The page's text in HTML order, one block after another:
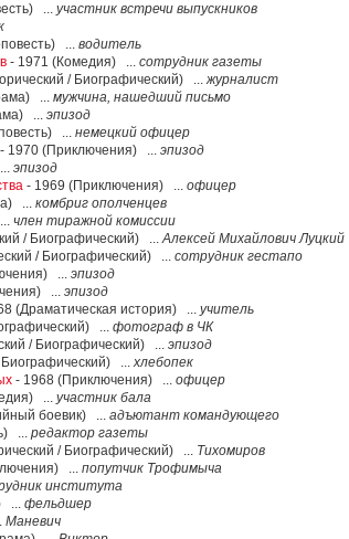
... участник встречи выпускников
... водитель
- 1971 (Комедия) ... сотрудник газеты
/ Биографический) ...журналист
... мужчина, нашедший письмо
... эпизод
... немецкий офицер
- 1970 (Приключения) ... эпизод
эпизод
- 1969 (Приключения) ... офицер
... комбриг ополченцев
член тиражной комиссии
/ Биографический) ...Алексей Михайлович Луцкий
/ Биографический) ... сотрудник гестапо
... эпизод
... эпизод
(Драматическая история) ... учитель
... фотограф в ЧК
/ Биографический) ... эпизод
Биографический) ...хлебопек
- 1968 (Приключения) ... офицер
... участник бала
боевик) ... адъютант командующего
... редактор газеты
/ Биографический) ... Тихомиров
... попутчик Трофимыча
института
... фельдшер
Маневич